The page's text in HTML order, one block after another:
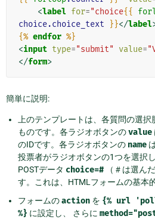
<label for="choice{{
choice.choice_text
}}</label
{% endfor %}
<input type="submit" value=
</form>
簡単に説明:
上のテンプレートは、各質問の選
ものです。各ラジオボタンのvalue
のIDです。各ラジオボタンの name
投票者がラジオボタンの1つを選択
POSTデータ choice=# （＃は選ん
す。これは、HTMLフォームの基本
フォームのaction を {% url
%} に設定し、 さらに